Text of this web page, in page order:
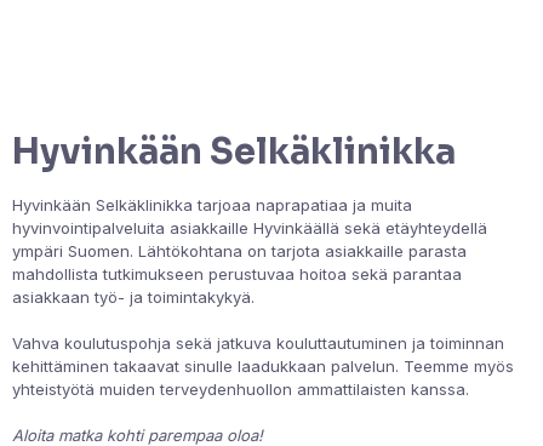
Hyvinkään Selkäklinikka
Hyvinkään Selkäklinikka tarjoaa naprapatiaa ja muita
hyvinvointipalveluita asiakkaille Hyvinkäällä sekä etäyhteydellä
ympäri Suomen. Lähtökohtana on tarjota asiakkaille parasta
mahdollista tutkimukseen perustuvaa hoitoa sekä parantaa
asiakkaan työ- ja toimintakykyä.
Vahva koulutuspohja sekä jatkuva kouluttautuminen ja toiminnan
kehittäminen takaavat sinulle laadukkaan palvelun. Teemme myös
yhteistyötä muiden terveydenhuollon ammattilaisten kanssa.
Aloita matka kohti parempaa oloa!